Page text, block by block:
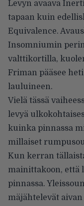
Levyn avaava
tapaan kuin
Equivalence.
Insomniumin
valttikortilla,
Friman pääsee
lauluineen.
Vielä tässä
levyä
kuinka pinnassa
millaiset
Kun kerran
mainittakoon, että
pinnassa.
mäjähtelevät